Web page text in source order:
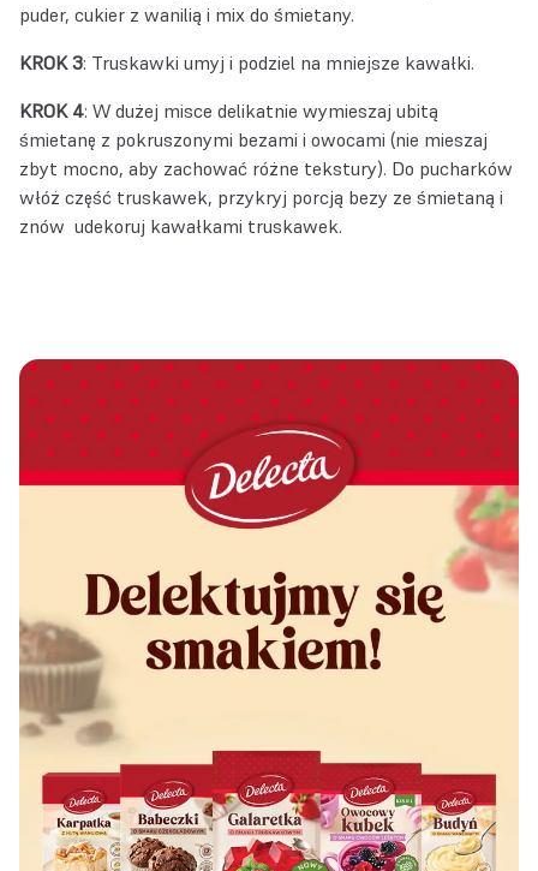
puder, cukier z wanilią i mix do śmietany.
KROK 3: Truskawki umyj i podziel na mniejsze kawałki.
KROK 4: W dużej misce delikatnie wymieszaj ubitą
śmietanę z pokruszonymi bezami i owocami (nie mieszaj
zbyt mocno, aby zachować różne tekstury). Do pucharków
włóż część truskawek, przykryj porcją bezy ze śmietaną i
znów udekoruj kawałkami truskawek.